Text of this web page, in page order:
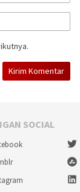
SOCIAL